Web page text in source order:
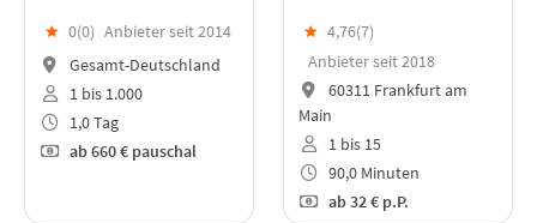
★ 0(0) Anbieter seit 2014
Gesamt-Deutschland
1 bis 1.000
1,0 Tag
ab660 € pauschal
★ 4,76(7)
Anbieter seit 2018
60311 Frankfurt am
Main
1 bis 15
90,0 Minuten
ab32 € p.P.